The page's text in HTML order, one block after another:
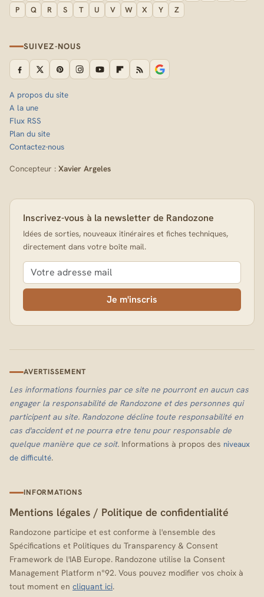
P
Q R S T U V W X Y Z
SUIVEZ-NOUS
A propos du site
A la une
Flux RSS
Plan du site
Contactez-nous
Concepteur : Xavier Argeles
Inscrivez-vous à la newsletter de Randozone
Idées de sorties, nouveaux itinéraires et fiches techniques,
directement dans votre boîte mail.
Je m'inscris
AVERTISSEMENT
Les informations fournies par ce site ne pourront en aucun cas
engager la responsabilité de Randozone et des personnes qui
participent au site. Randozone décline toute responsabilité en
cas d'accident et ne pourra etre tenu pour responsable de
quelque manière que ce soit. Informations à propos des niveaux
de difficulté.
INFORMATIONS
Mentions légales / Politique de confidentialité
Randozone participe et est conforme à l'ensemble des
Spécifications et Politiques du Transparency & Consent
Framework de l'IAB Europe. Randozone utilise la Consent
Management Platform n°92. Vous pouvez modifier vos choix à
tout moment en cliquant ici.